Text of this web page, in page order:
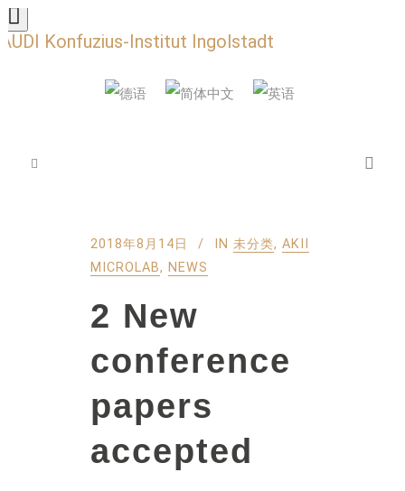
AUDI Konfuzius-Institut Ingolstadt
2018年8月14日 IN 未分类, AKII
MICROLAB, NEWS
2 New
conference
papers
accepted